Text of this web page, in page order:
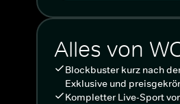
Alles von
Blockbuster kurz nach
Exklusive und
Kompletter Live-Sport